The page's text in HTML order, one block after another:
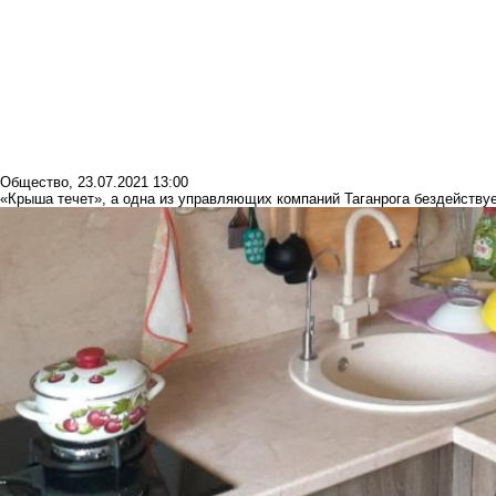
Общество, 23.07.2021 13:00
«Крыша течет», а одна из управляющих компаний Таганрога